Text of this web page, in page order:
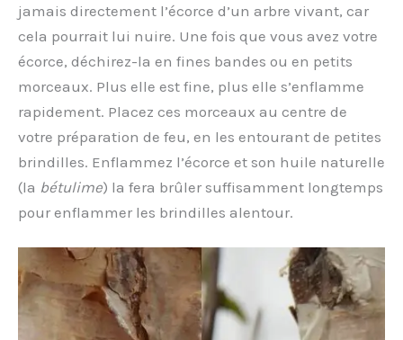
jamais directement l’écorce d’un arbre vivant, car
cela pourrait lui nuire. Une fois que vous avez votre
écorce, déchirez-la en fines bandes ou en petits
morceaux. Plus elle est fine, plus elle s’enflamme
rapidement. Placez ces morceaux au centre de
votre préparation de feu, en les entourant de petites
brindilles. Enflammez l’écorce et son huile naturelle
(la bétulime) la fera brûler suffisamment longtemps
pour enflammer les brindilles alentour.